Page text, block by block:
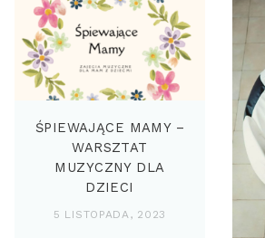
ŚPIEWAJĄCE MAMY –
WARSZTAT
MUZYCZNY DLA
DZIECI
5 LISTOPADA, 2023